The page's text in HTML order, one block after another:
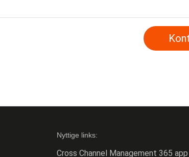
Nyttige links:
Cross Channel Management 365 app